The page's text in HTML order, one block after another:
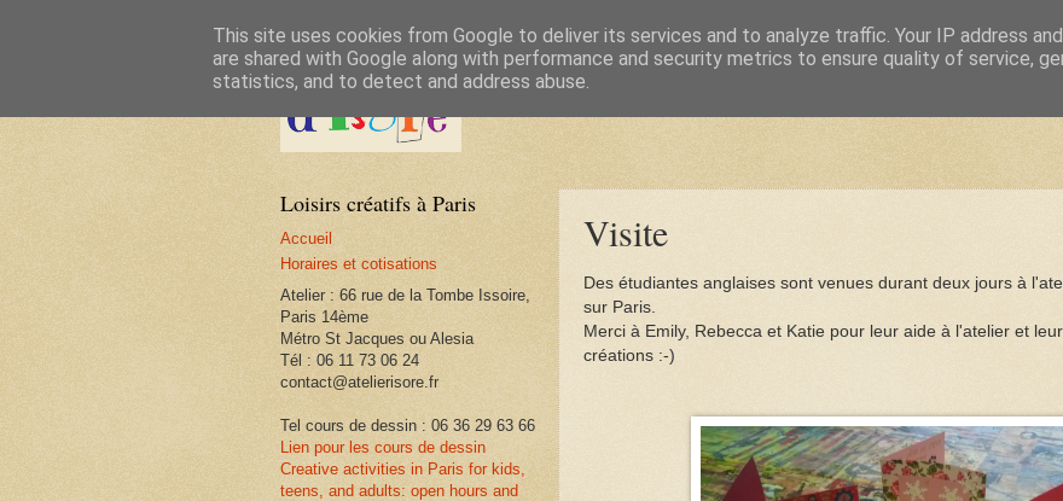
Visite
Des étudiantes anglaises sont venues durant deux jours à
sur Paris.
Merci à Emily, Rebecca et Katie pour leur aide à l'atelier et
créations :-)
Loisirs créatifs à Paris
Accueil
Horaires et cotisations
Atelier : 66 rue de la Tombe Issoire,
Paris 14ème
Métro St Jacques ou Alesia
Tél : 06 11 73 06 24
contact@atelierisore.fr
Tel cours de dessin : 06 36 29 63 66
Lien pour les cours de dessin
Creative activities in Paris for kids,
teens, and adults: open hours and
This site uses cookies from Google to deliver its services and to analyze traffic. Your IP address
are shared with Google along with performance and security metrics to ensure quality of service,
statistics, and to detect and address abuse.